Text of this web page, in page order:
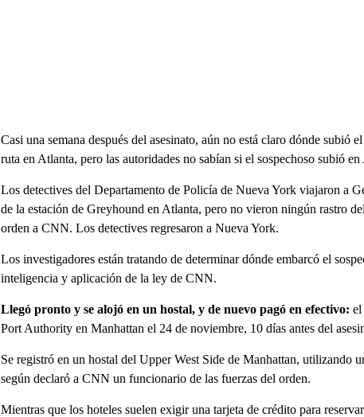
Casi una semana después del asesinato, aún no está claro dónde subió
ruta en Atlanta, pero las autoridades no sabían si el sospechoso subió
Los detectives del Departamento de Policía de Nueva York viajaron a
de la estación de Greyhound en Atlanta, pero no vieron ningún rastro
orden a CNN. Los detectives regresaron a Nueva York.
Los investigadores están tratando de determinar dónde embarcó el
inteligencia y aplicación de la ley de CNN.
Llegó pronto y se alojó en un hostal, y de nuevo pagó en efectivo: el
Port Authority en Manhattan el 24 de noviembre, 10 días antes del
Se registró en un hostal del Upper West Side de Manhattan, utilizando
según declaró a CNN un funcionario de las fuerzas del orden.
Mientras que los hoteles suelen exigir una tarjeta de crédito para